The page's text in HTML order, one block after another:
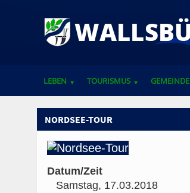
LEBEN TOURISMUS GEMEINDE
NORDSEE-TOUR
Datum/Zeit
Samstag, 17.03.2018